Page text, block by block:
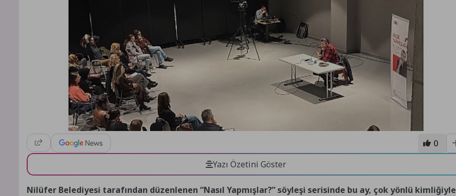
0
Yazı Özetini Göster
Nilüfer Belediyesi tarafından düzenlenen “Nasıl Yapmışlar?” söyleşi serisinde bu ay, çok yönlü kimliğiyle